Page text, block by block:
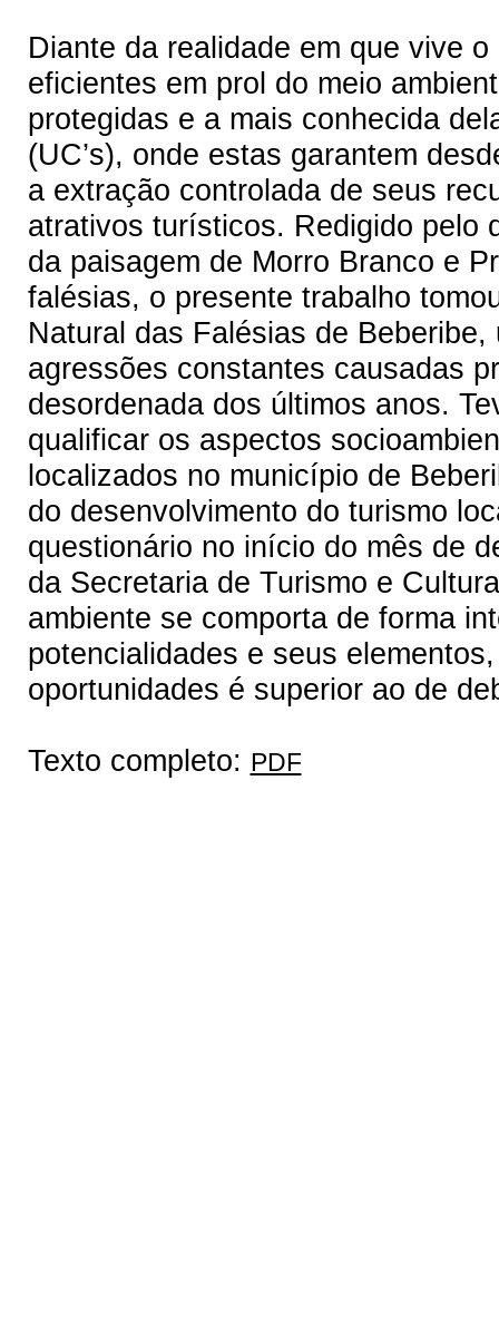
Diante da realidade em que vive
eficientes em prol do meio
protegidas e a mais conhecida
(UC’s), onde estas garantem
a extração controlada de seus
atrativos turísticos. Redigido pelo
da paisagem de Morro Branco e
falésias, o presente trabalho
Natural das Falésias de
agressões constantes causadas
desordenada dos últimos anos.
qualificar os aspectos
localizados no município de
do desenvolvimento do turismo
questionário no início do mês de
da Secretaria de Turismo e
ambiente se comporta de forma
potencialidades e seus
oportunidades é superior ao de
Texto completo: PDF